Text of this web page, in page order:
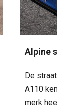
Alpine
De
A110
merk